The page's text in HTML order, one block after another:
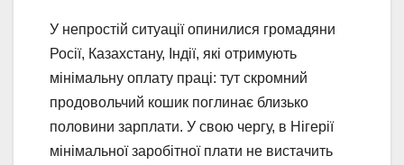
У непростій ситуації опинилися громадяни
Росії, Казахстану, Індії, які отримують
мінімальну оплату праці: тут скромний
продовольчий кошик поглинає близько
половини зарплати. У свою чергу, в Нігерії
мінімальної заробітної плати не вистачить